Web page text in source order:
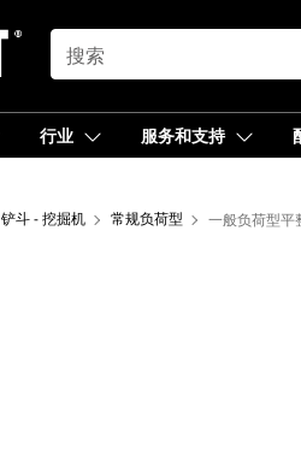
SEARCH
行业 服务和支持
铲斗 - 挖掘机 常规负荷型 一般负荷型平